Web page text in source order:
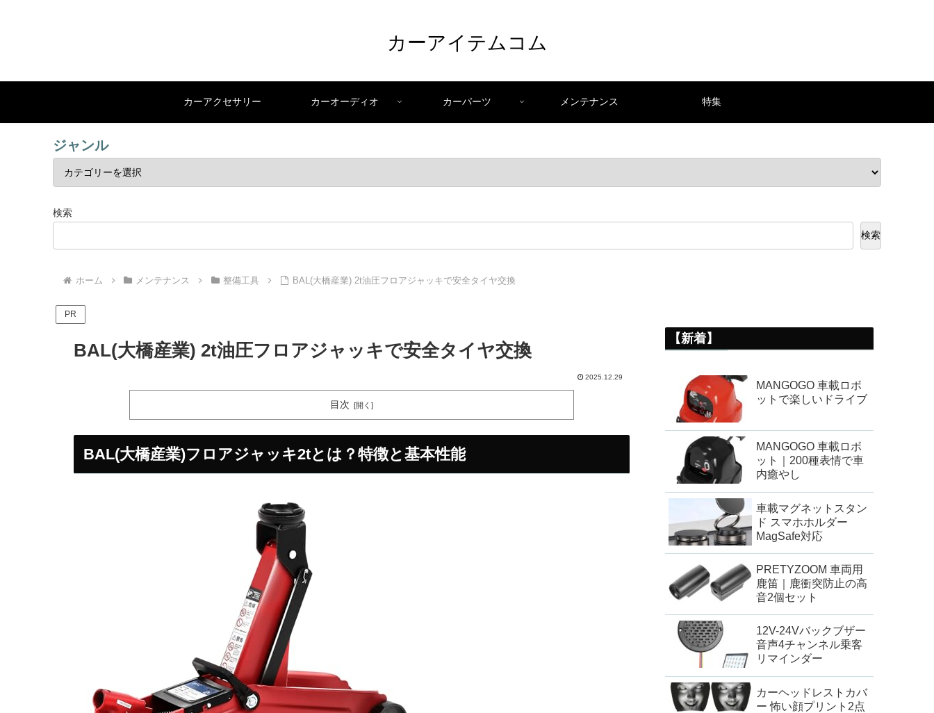
カーアイテムコム
カーアクセサリー カーオーディオ カーパーツ メンテナンス 特集
ジャンル
検索
検索
ホーム メンテナンス 整備工具 BAL(大橋産業) 2t油圧フロアジャッキで安全タイヤ交換
PR
BAL(大橋産業) 2t油圧フロアジャッキで安全タイヤ交換
2025.12.29
目次
BAL(大橋産業)フロアジャッキ2tとは？特徴と基本性能
【新着】
MANGOGO 車載ロボ
ットで楽しいドライブ
MANGOGO 車載ロボ
ット｜200種表情で車
内癒やし
車載マグネットスタン
ド スマホホルダー
MagSafe対応
PRETYZOOM 車両用
鹿笛｜鹿衝突防止の高
音2個セット
12V-24Vバックブザー
音声4チャンネル乗客
リマインダー
カーヘッドレストカバ
ー 怖い顔プリント2点